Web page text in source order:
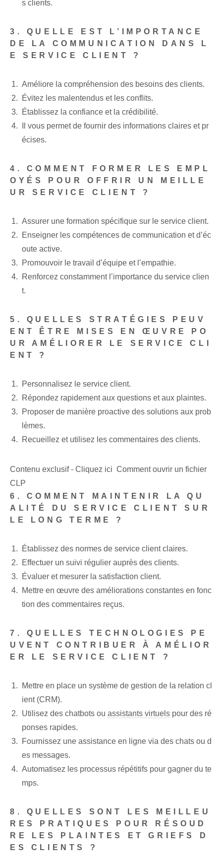
s clients.
3. QUELLE EST L’IMPORTANCE
DE LA COMMUNICATION DANS L
E SERVICE CLIENT ?
Améliore la compréhension des besoins des clients.
Évitez les malentendus et les conflits.
Établissez la confiance et la crédibilité.
Il vous permet de fournir des informations claires et pr
écises.
4. COMMENT FORMER LES EMPL
OYÉS POUR OFFRIR UN MEILLE
UR SERVICE CLIENT ?
Assurer une formation spécifique sur le service client.
Enseigner les compétences de communication et d’éc
oute active.
Promouvoir le travail d’équipe et l’empathie.
Renforcez constamment l’importance du service clien
t.
5. QUELLES STRATÉGIES PEUV
ENT ÊTRE MISES EN ŒUVRE PO
UR AMÉLIORER LE SERVICE CLI
ENT ?
Personnalisez le service client.
Répondez rapidement aux questions et aux plaintes.
Proposer de manière proactive des solutions aux prob
lèmes.
Recueillez et utilisez les commentaires des clients.
Contenu exclusif - Cliquez ici Comment ouvrir un fichier
CLP
6. COMMENT MAINTENIR LA QU
ALITÉ DU SERVICE CLIENT SUR
LE LONG TERME ?
Établissez des normes de service client claires.
Effectuer un suivi régulier auprès des clients.
Évaluer et mesurer la satisfaction client.
Mettre en œuvre des améliorations constantes en fonc
tion des commentaires reçus.
7. QUELLES TECHNOLOGIES PE
UVENT CONTRIBUER À AMÉLIOR
ER LE SERVICE CLIENT ?
Mettre en place un système de gestion de la relation cl
ient (CRM).
Utilisez des chatbots ou assistants virtuels pour des ré
ponses rapides.
Fournissez une assistance en ligne via des chats ou d
es messages.
Automatisez les processus répétitifs pour gagner du te
mps.
8. QUELLES SONT LES MEILLEU
RES PRATIQUES POUR RÉSOUD
RE LES PLAINTES ET GRIEFS D
ES CLIENTS ?